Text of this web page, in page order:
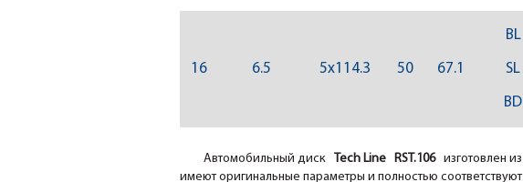
16 6.5 5x114.3 50 67.1
BL
SL
BD
Автомобильный диск Tech Line RST.106 изготовлен
имеют оригинальные параметры и полностью